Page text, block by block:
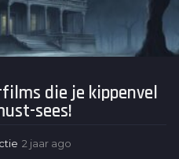
die je kippenvel
sees!
2 jaar ago